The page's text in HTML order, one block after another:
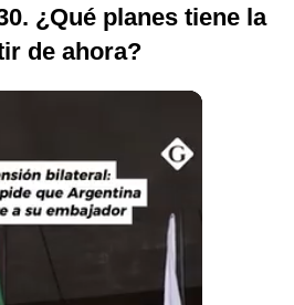
¿Qué planes tiene la
de ahora?